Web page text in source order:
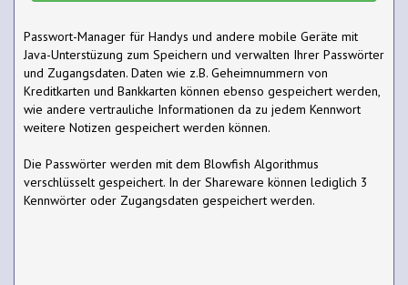
Passwort-Manager für Handys und andere mobile Geräte mit
Java-Unterstüzung zum Speichern und verwalten Ihrer Passwörter
und Zugangsdaten. Daten wie z.B. Geheimnummern von
Kreditkarten und Bankkarten können ebenso gespeichert werden,
wie andere vertrauliche Informationen da zu jedem Kennwort
weitere Notizen gespeichert werden können.
Die Passwörter werden mit dem Blowfish Algorithmus
verschlüsselt gespeichert. In der Shareware können lediglich 3
Kennwörter oder Zugangsdaten gespeichert werden.